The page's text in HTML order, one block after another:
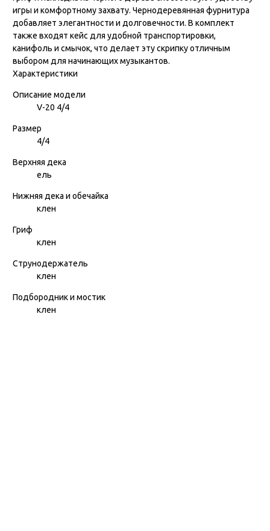
игры и комфортному захвату. Чернодеревянная фурнитура
добавляет элегантности и долговечности. В комплект
также входят кейс для удобной транспортировки,
канифоль и смычок, что делает эту скрипку отличным
выбором для начинающих музыкантов.
Характеристики
Описание модели
V-20 4/4
Размер
4/4
Верхняя дека
ель
Нижняя дека и обечайка
клен
Гриф
клен
Струнодержатель
клен
Подбородник и мостик
клен